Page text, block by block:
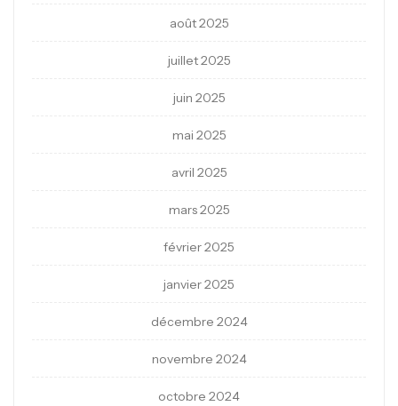
août 2025
juillet 2025
juin 2025
mai 2025
avril 2025
mars 2025
février 2025
janvier 2025
décembre 2024
novembre 2024
octobre 2024